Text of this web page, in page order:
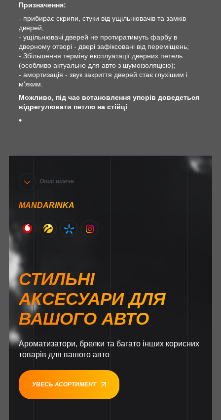
Призначення:
- прибирає скрипи, стуки від ущільнювачів та замків
дверей;
- ущільнювачі дверей не протиратимуть фарбу в
дверному отворі - двері зафіксовані від переміщень;
- Збільшення терміну експлуатації дверних петель
(особливо актуально для авто з шумоізоляцією);
- амортизація - звук закриття дверей стає глухішим і
м'яким.
Можливо, під час встановлення упорів доведеться
відрегулювати петлю на стійці
Опис нижче
MANDARINKA
СТИЛЬНІ
АКСЕСУАРИ ДЛЯ
ВАШОГО АВТО
Ароматизатори, брелки та багато інших корисних
товарів для вашого авто
УВЕСЬ АСОРТИМЕНТ